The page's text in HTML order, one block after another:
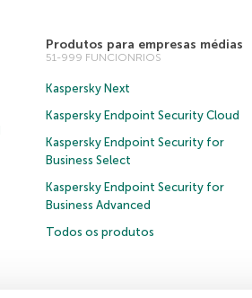
Produtos para empresas médias
51-999 FUNCIONRIOS
Kaspersky Next
Kaspersky Endpoint Security Cloud
Kaspersky Endpoint Security for
Business Select
Kaspersky Endpoint Security for
Business Advanced
Todos os produtos